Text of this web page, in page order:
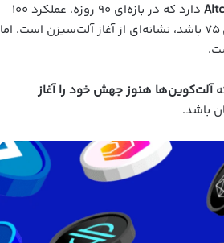
دارد که در بازه‌ای ۹۰ روزه، عملکرد ۱۰۰
آلت‌کوین برتر را نسبت به بیت‌کوین بررسی می‌کند. این شاخص اگر بالای ۷۵ باشد، نشانه‌ای از آغاز آلت‌سیزن است. اما
آلت‌کوین‌ها هنوز جهش خود را آغاز
باشد.